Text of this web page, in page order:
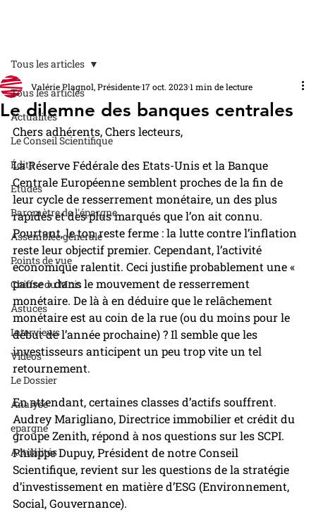
Tous les articles
Actualités
Le Conseil Scientifique
Édito
Études
Baromètre de l'épargne
Assemblée générale
Points de vue
Chiffre du Mois
Astuces
Interviews
Videos
Le Dossier
Analyse
epargne
Actualités
Tous les articles
Le dilemne des banques centrales
Valérie Plagnol, Présidente17 oct. 20231 min de lecture
Chers adhérents, Chers lecteurs,
La Réserve Fédérale des Etats-Unis et la Banque
Centrale Européenne semblent proches de la fin de
leur cycle de resserrement monétaire, un des plus
rapides et des plus marqués que l’on ait connu.
Pourtant, le ton reste ferme : la lutte contre l’inflation
reste leur objectif premier. Cependant, l’activité
économique ralentit. Ceci justifie probablement une «
pause » dans le mouvement de resserrement
monétaire. De là à en déduire que le relâchement
monétaire est au coin de la rue (ou du moins pour le
début de l’année prochaine) ? Il semble que les
investisseurs anticipent un peu trop vite un tel
retournement.
En attendant, certaines classes d’actifs souffrent.
Audrey Marigliano, Directrice immobilier et crédit du
groupe Zenith, répond à nos questions sur les SCPI.
Philippe Dupuy, Président de notre Conseil
Scientifique, revient sur les questions de la stratégie
d’investissement en matière d’ESG (Environnement,
Social, Gouvernance).